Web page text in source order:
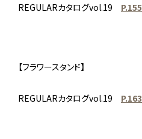
REGULARカタログvol.19 P.155
【フラワースタンド】
REGULARカタログvol.19 P.163